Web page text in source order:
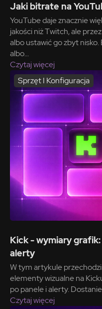
Jaki bitrate na
YouTube daje znacznie
jakości niż Twitch, ale
albo ustawić go zbyt
albo...
Czytaj więcej
Sprzęt I Konfiguracja
Kick - wymiary
alerty
W tym artykule
elementy wizualne na
po panele i alerty.
Czytaj więcej